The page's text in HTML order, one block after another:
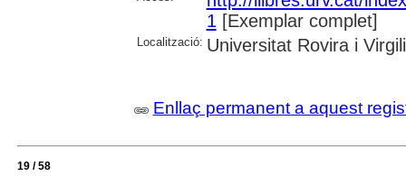
1 [Exemplar complet]
Localització: Universitat Rovira i Virgili
Enllaç permanent a aquest
19 / 58